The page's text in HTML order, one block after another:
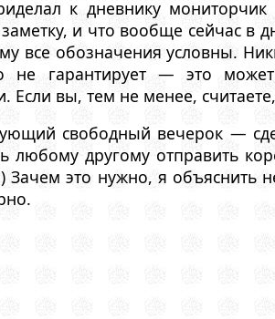
к дневнику
заметку, и что вообще сейчас
все обозначения условны.
не гарантирует — это
Если вы, тем не менее,
свободный вечерок —
любому другому отправить
Зачем это нужно, я объяснить